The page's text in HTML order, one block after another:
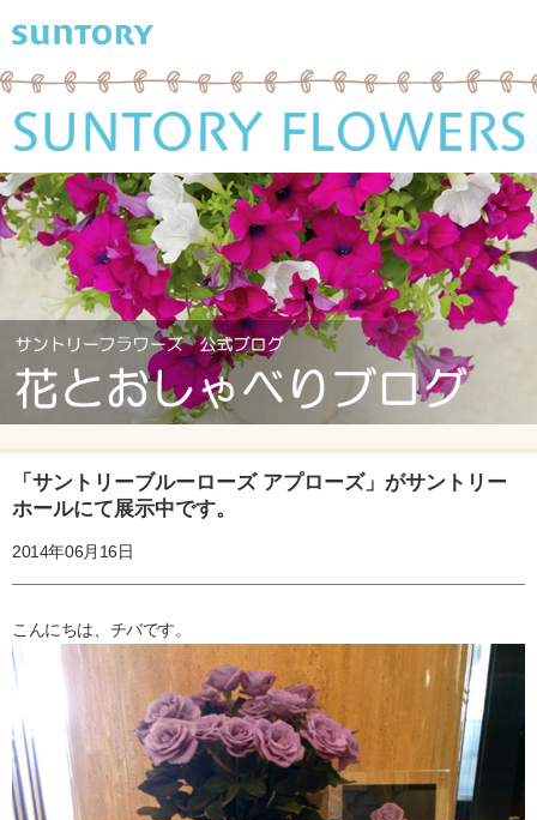
「サントリーブルーローズ アプローズ」がサントリー
ホールにて展示中です。
2014年06月16日
こんにちは、チバです。